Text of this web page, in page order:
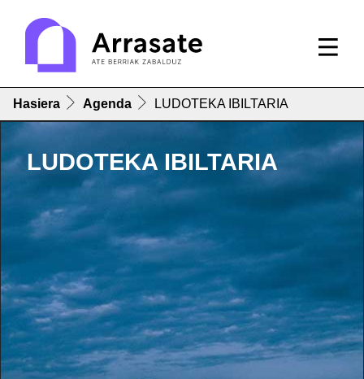
Hasiera Agenda LUDOTEKA IBILTARIA
LUDOTEKA IBILTARIA